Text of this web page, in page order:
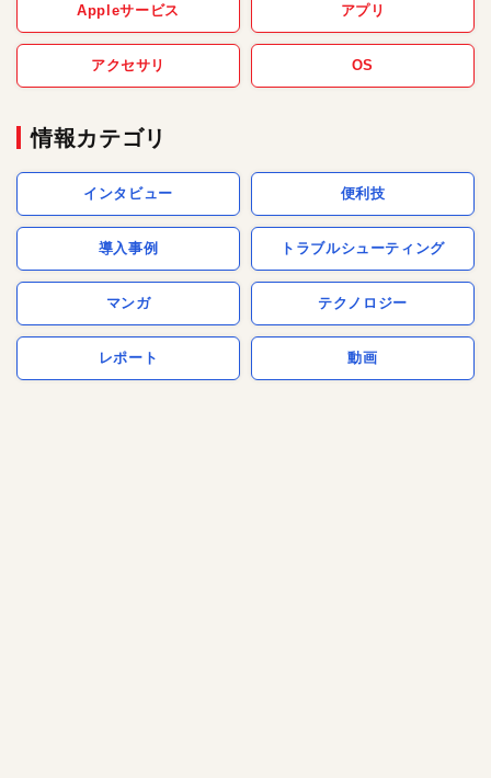
Appleサービス アプリ
アクセサリ OS
情報カテゴリ
インタビュー 便利技
導入事例 トラブルシューティング
マンガ テクノロジー
レポート 動画